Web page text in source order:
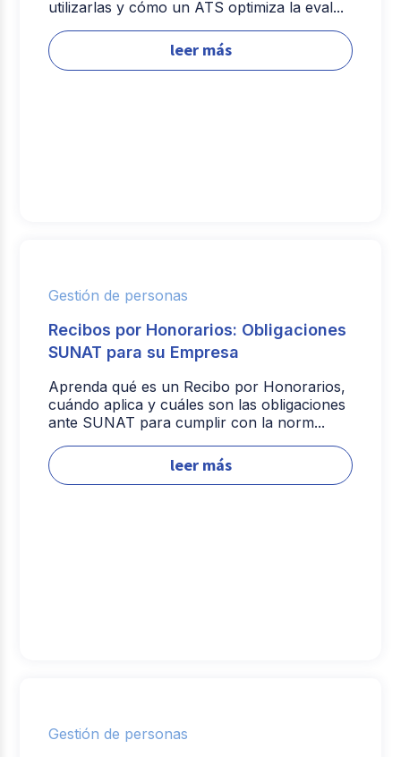
utilizarlas y cómo un ATS optimiza la eval...
leer más
Gestión de personas
Recibos por Honorarios: Obligaciones
SUNAT para su Empresa
Aprenda qué es un Recibo por Honorarios,
cuándo aplica y cuáles son las obligaciones
ante SUNAT para cumplir con la norm...
leer más
Gestión de personas